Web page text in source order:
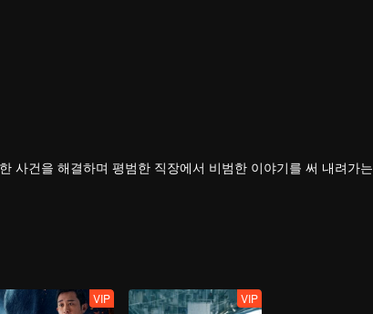
사건을 해결하며 평범한 직장에서 비범한 이야기를 써 내려가는
VIP VIP